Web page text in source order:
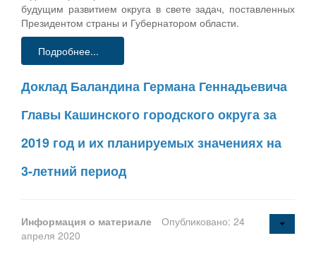
будущим развитием округа в свете задач, поставленных
Президентом страны и Губернатором области.
Подробнее...
Доклад Баландина Германа Геннадьевича
Главы Кашинского городского округа за
2019 год и их планируемых значениях на
3-летний период
Информация о материале
Опубликовано: 24
апреля 2020